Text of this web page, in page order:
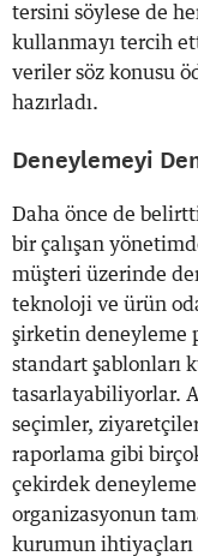
tersini söylese de
kullanmayı tercih
veriler söz konusu
hazırladı.
Deneylemeyi
Daha önce de
bir çalışan
müşteri üzerinde
teknoloji ve ürün
şirketin deneyleme
standart şablonları
tasarlayabiliyorlar.
seçimler,
raporlama gibi
çekirdek
organizasyonun
kurumun ihtiyaçları